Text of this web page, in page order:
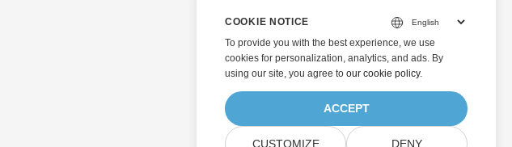
COOKIE NOTICE
To provide you with the best experience, we use
cookies for personalization, analytics, and ads. By
using our site, you agree to our cookie policy.
ACCEPT
CUSTOMIZE DENY